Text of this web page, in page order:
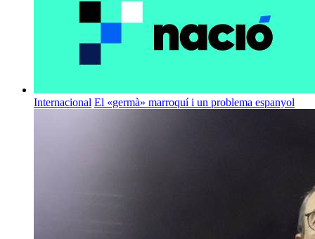
Internacional El «germà» marroquí i un problema espanyol